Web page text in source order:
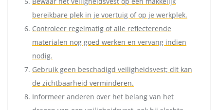
bereikbare plek in je voertuig of op je werkplek.
Controleer regelmatig of alle reflecterende
materialen nog goed werken en vervang indien
nodig.
Gebruik geen beschadigd veiligheidsvest; dit kan
de zichtbaarheid verminderen.
Informeer anderen over het belang van het